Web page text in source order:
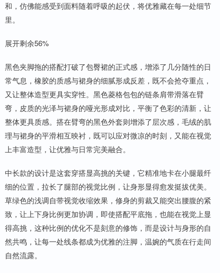
和，仿佛能感受到面料随着呼吸的起伏，将优雅藏在每一处细节
里。
展开剩余56%
黑色夹脚拖的搭配打破了包臀裙的正式感，增添了几分随性的日
常气息，橡胶的质感与裙身的细腻形成反差，既不会抢夺重点，
又让整体造型更具实穿性。黑色菱格包包的链条肩带滑落在臂
弯，皮质的光泽与裙身的哑光形成对比，平衡了色彩的清新，让
整体更具质感。搭在臂弯的黑色外套则增添了层次感，毛绒的肌
理与裙身的平滑相互映衬，既可以应对微凉的时刻，又能在视觉
上丰富造型，让优雅与日常完美融合。
中长款的设计是这套穿搭显高挑的关键，它精准地卡在小腿最纤
细的位置，拉长了腿部的视觉比例，让身形显得愈发挺拔优美。
草绿色的浅调自带视觉收缩效果，修身的剪裁又能突出腰腹的紧
致，让上下身比例更加协调，即使搭配平底拖，也能在视觉上显
得高挑，这种比例的优化不是刻意的修饰，而是设计与身形的自
然共鸣，让每一处线条都成为优雅的注脚，温婉的气质在行走间
自然流露。